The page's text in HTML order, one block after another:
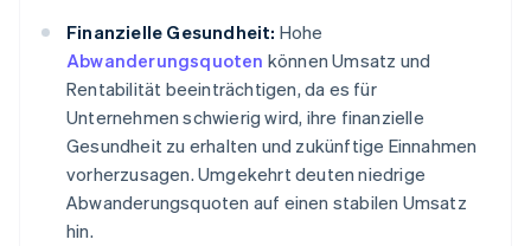
Finanzielle Gesundheit: Hohe
Abwanderungsquoten können Umsatz und
Rentabilität beeinträchtigen, da es für
Unternehmen schwierig wird, ihre finanzielle
Gesundheit zu erhalten und zukünftige Einnahmen
vorherzusagen. Umgekehrt deuten niedrige
Abwanderungsquoten auf einen stabilen Umsatz
hin.